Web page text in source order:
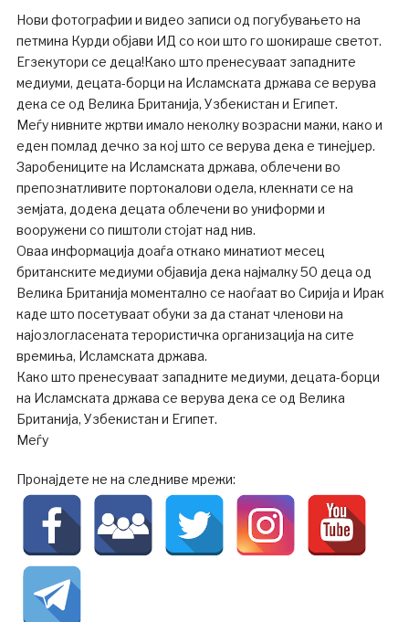
Нови фотографии и видео записи од погубувањето на
петмина Курди објави ИД со кои што го шокираше светот.
Егзекутори се деца!Како што пренесуваат западните
медиуми, децата-борци на Исламската држава се верува
дека се од Велика Британија, Узбекистан и Египет.
Меѓу нивните жртви имало неколку возрасни мажи, како и
еден помлад дечко за кој што се верува дека е тинејџер.
Заробениците на Исламската држава, облечени во
препознатливите портокалови одела, клекнати се на
земјата, додека децата облечени во униформи и
вооружени со пиштоли стојат над нив.
Оваа информација доаѓа откако минатиот месец
британските медиуми објавија дека најмалку 50 деца од
Велика Британија моментално се наоѓаат во Сирија и Ирак
каде што посетуваат обуки за да станат членови на
најозлогласената терористичка организација на сите
времиња, Исламската држава.
Како што пренесуваат западните медиуми, децата-борци
на Исламската држава се верува дека се од Велика
Британија, Узбекистан и Египет.
Меѓу
Пронајдете не на следниве мрежи: